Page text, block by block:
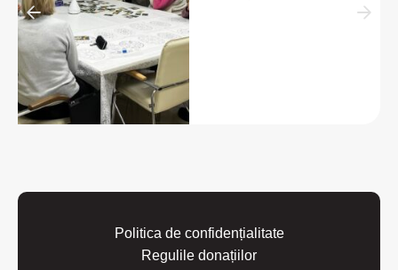
Politica de confidențialitate
Regulile donațiilor